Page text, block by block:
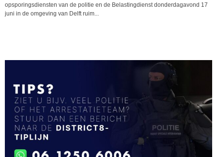
opsporingsdiensten van de politie en de Belastingdienst donderdagavond 17
juni in de omgeving van Delft ruim...